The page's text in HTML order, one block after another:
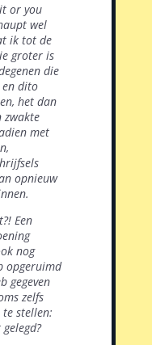
or you
wel
ik tot de
groter is
die
en dito
het dan
zwakte
met
opnieuw
Een
nog
opgeruimd
gegeven
zelfs
te stellen: